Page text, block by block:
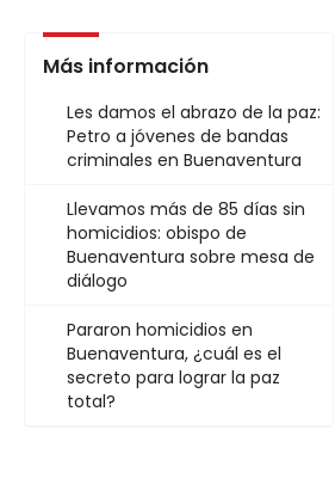
Más información
Les damos el abrazo de la paz:
Petro a jóvenes de bandas
criminales en Buenaventura
Llevamos más de 85 días sin
homicidios: obispo de
Buenaventura sobre mesa de
diálogo
Pararon homicidios en
Buenaventura, ¿cuál es el
secreto para lograr la paz
total?